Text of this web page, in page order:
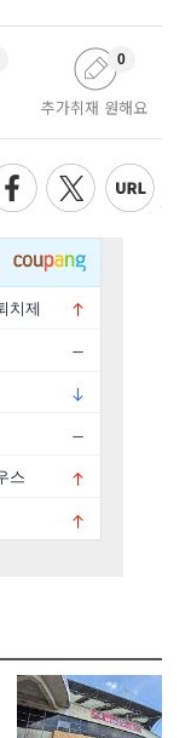
추가취재 원해요
0